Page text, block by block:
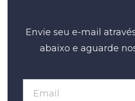
Envie seu e-mail
abaixo e aguarde